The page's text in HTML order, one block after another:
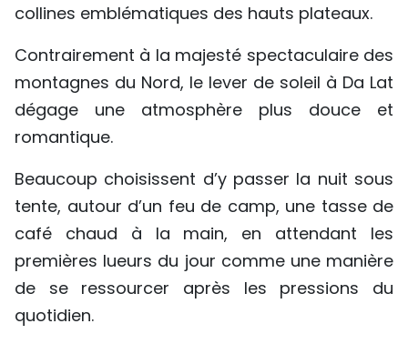
collines emblématiques des hauts plateaux.
Contrairement à la majesté spectaculaire des
montagnes du Nord, le lever de soleil à Da Lat
dégage une atmosphère plus douce et
romantique.
Beaucoup choisissent d’y passer la nuit sous
tente, autour d’un feu de camp, une tasse de
café chaud à la main, en attendant les
premières lueurs du jour comme une manière
de se ressourcer après les pressions du
quotidien.